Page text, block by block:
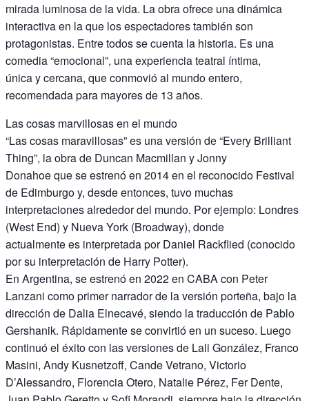
mirada luminosa de la vida. La obra ofrece una dinámica
interactiva en la que los espectadores también son
protagonistas. Entre todos se cuenta la historia. Es una
comedia “emocional”, una experiencia teatral íntima,
única y cercana, que conmovió al mundo entero,
recomendada para mayores de 13 años.
Las cosas marvillosas en el mundo
“Las cosas maravillosas” es una versión de “Every Brilliant
Thing”, la obra de Duncan Macmillan y Jonny
Donahoe que se estrenó en 2014 en el reconocido Festival
de Edimburgo y, desde entonces, tuvo muchas
interpretaciones alrededor del mundo. Por ejemplo: Londres
(West End) y Nueva York (Broadway), donde
actualmente es interpretada por Daniel Rackflied (conocido
por su interpretación de Harry Potter).
En Argentina, se estrenó en 2022 en CABA con Peter
Lanzani como primer narrador de la versión porteña, bajo la
dirección de Dalia Elnecavé, siendo la traducción de Pablo
Gershanik. Rápidamente se convirtió en un suceso. Luego
continuó el éxito con las versiones de Lali González, Franco
Masini, Andy Kusnetzoff, Cande Vetrano, Victorio
D’Alessandro, Florencia Otero, Natalie Pérez, Fer Dente,